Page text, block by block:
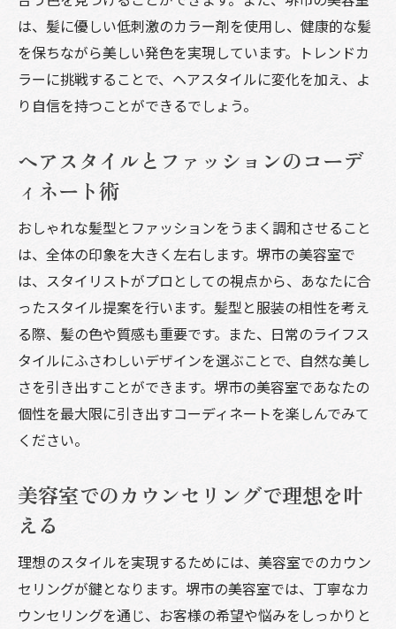
は、髪に優しい低刺激のカラー剤を使用し、健康的な髪
を保ちながら美しい発色を実現しています。トレンドカ
ラーに挑戦することで、ヘアスタイルに変化を加え、よ
り自信を持つことができるでしょう。
ヘアスタイルとファッションのコーデ
ィネート術
おしゃれな髪型とファッションをうまく調和させること
は、全体の印象を大きく左右します。堺市の美容室で
は、スタイリストがプロとしての視点から、あなたに合
ったスタイル提案を行います。髪型と服装の相性を考え
る際、髪の色や質感も重要です。また、日常のライフス
タイルにふさわしいデザインを選ぶことで、自然な美し
さを引き出すことができます。堺市の美容室であなたの
個性を最大限に引き出すコーディネートを楽しんでみて
ください。
美容室でのカウンセリングで理想を叶
える
理想のスタイルを実現するためには、美容室でのカウン
セリングが鍵となります。堺市の美容室では、丁寧なカ
ウンセリングを通じ、お客様の希望や悩みをしっかりと